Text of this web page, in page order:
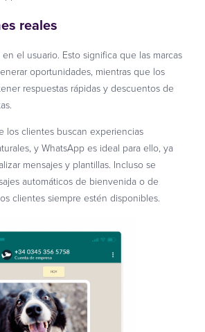
reales
el usuario. Esto significa que las marcas
oportunidades, mientras que los
respuestas rápidas y descuentos de
los clientes buscan experiencias
y WhatsApp es ideal para ello, ya
mensajes y plantillas. Incluso se
automáticos de bienvenida o de
clientes siempre estén disponibles.